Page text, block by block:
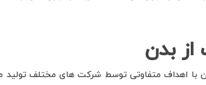
بدن
اهداف متفاوتی توسط شرکت های مختلف تولید